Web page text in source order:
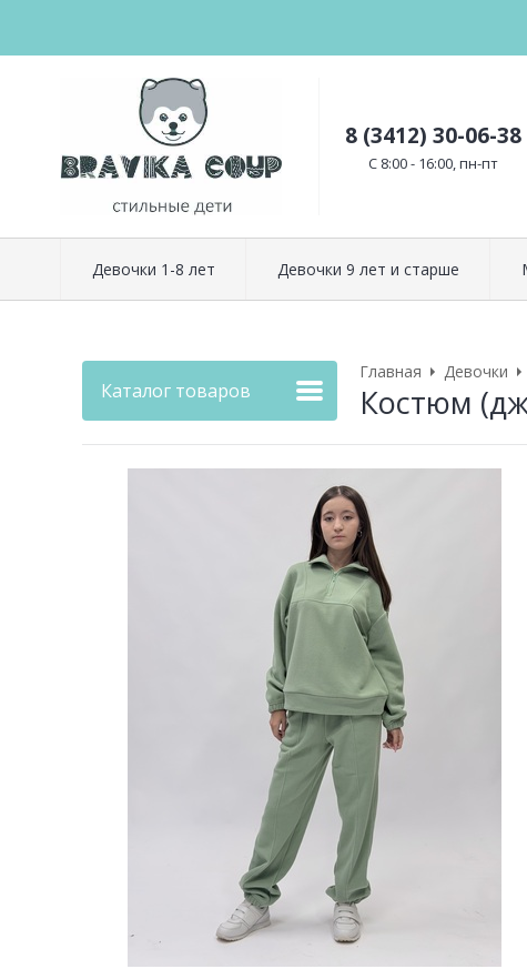
8 (3412) 30-06-38
C 8:00 - 16:00, пн-пт
Девочки 1-8 лет Девочки 9 лет и старше
Каталог товаров
Главная Девочки
Костюм